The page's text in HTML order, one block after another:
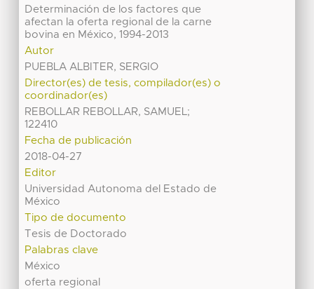
Determinación de los factores que
afectan la oferta regional de la carne
bovina en México, 1994-2013
Autor
PUEBLA ALBITER, SERGIO
Director(es) de tesis, compilador(es) o
coordinador(es)
REBOLLAR REBOLLAR, SAMUEL;
122410
Fecha de publicación
2018-04-27
Editor
Universidad Autonoma del Estado de
México
Tipo de documento
Tesis de Doctorado
Palabras clave
México
oferta regional